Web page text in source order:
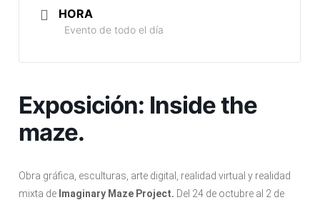
HORA
Evento de todo el día
Exposición: Inside the
maze.
Obra gráfica, esculturas, arte digital, realidad virtual y realidad
mixta de Imaginary Maze Project. Del 24 de octubre al 2 de